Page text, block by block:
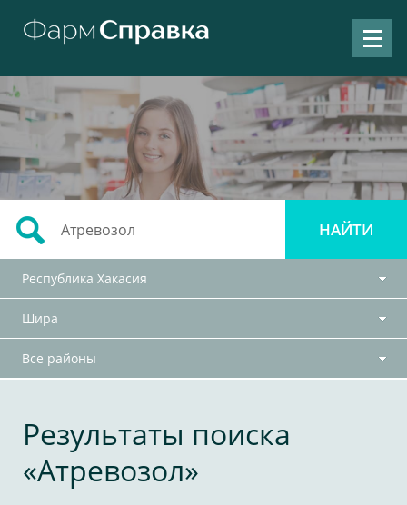
Республика Хакасия
Шира
Все районы
Результаты поиска
«Атревозол»